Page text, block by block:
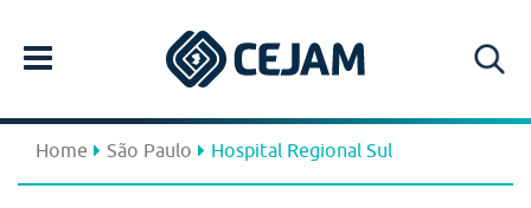
Home São Paulo Hospital Regional Sul